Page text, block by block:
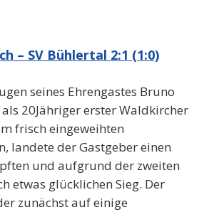
– SV Bühlertal 2:1 (1:0)
seines Ehrengastes Bruno
20Jähriger erster Waldkircher
frisch eingeweihten
landete der Gastgeber einen
und aufgrund der zweiten
etwas glücklichen Sieg. Der
zunächst auf einige